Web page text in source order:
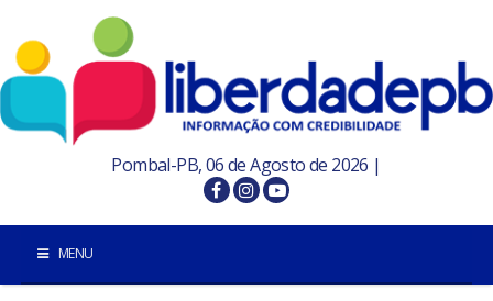
Pombal-PB, 06 de Agosto de 2026 |
MENU